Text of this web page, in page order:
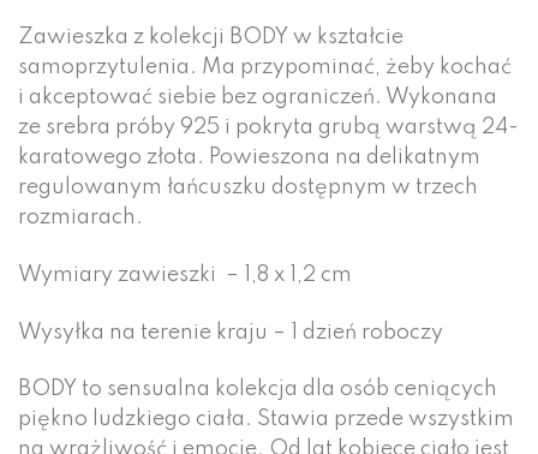
Zawieszka z kolekcji BODY w kształcie
samoprzytulenia. Ma przypominać, żeby kochać
i akceptować siebie bez ograniczeń. Wykonana
ze srebra próby 925 i pokryta grubą warstwą 24-
karatowego złota. Powieszona na delikatnym
regulowanym łańcuszku dostępnym w trzech
rozmiarach.
Wymiary zawieszki – 1,8 x 1,2 cm
Wysyłka na terenie kraju – 1 dzień roboczy
BODY to sensualna kolekcja dla osób ceniących
piękno ludzkiego ciała. Stawia przede wszystkim
na wrażliwość i emocje. Od lat kobiece ciało jest